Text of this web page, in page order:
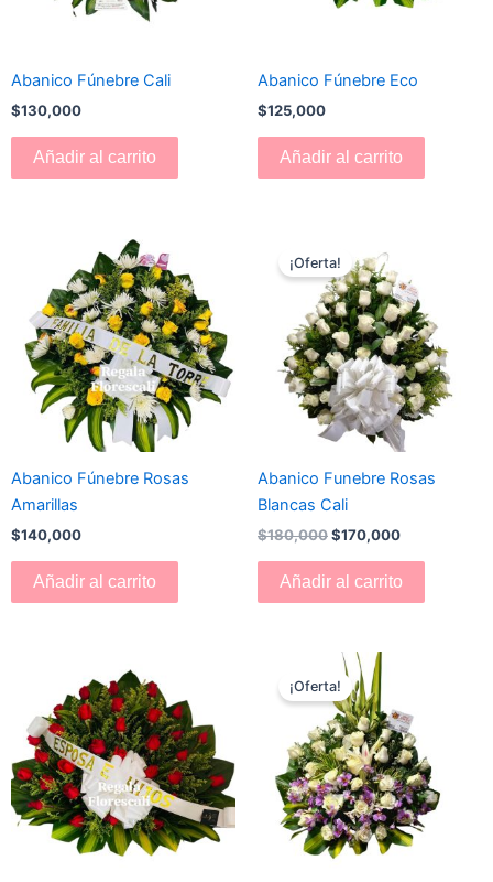
Abanico Fúnebre Cali
$130,000
Añadir al carrito
Abanico Fúnebre Eco
$125,000
Añadir al carrito
Abanico Fúnebre Rosas
Amarillas
$140,000
Añadir al carrito
¡Oferta!
Abanico Funebre Rosas
Blancas Cali
$180,000
precio
original
era:
$180,000.
$170,000
es:
$170,000.
Añadir al carrito
¡Oferta!
El
precio
original
era:
$180,000.
es:
$160,000.